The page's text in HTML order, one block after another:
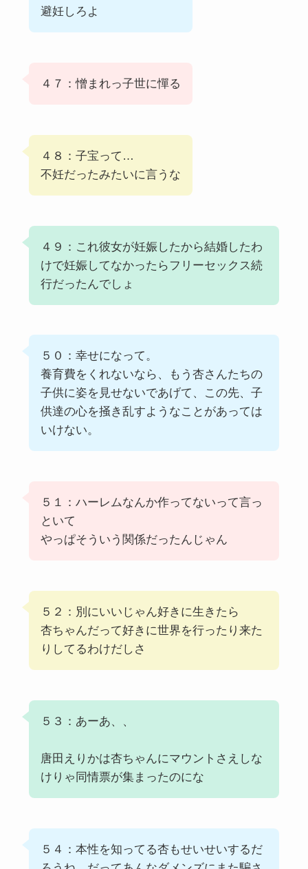
避妊しろよ
４７：憎まれっ子世に憚る
４８：子宝って…
不妊だったみたいに言うな
４９：これ彼女が妊娠したから結婚したわ
けで妊娠してなかったらフリーセックス続
行だったんでしょ
５０：幸せになって。
養育費をくれないなら、もう杏さんたちの
子供に姿を見せないであげて、この先、子
供達の心を掻き乱すようなことがあっては
いけない。
５１：ハーレムなんか作ってないって言っ
といて
やっぱそういう関係だったんじゃん
５２：別にいいじゃん好きに生きたら
杏ちゃんだって好きに世界を行ったり来た
りしてるわけだしさ
５３：あーあ、、
唐田えりかは杏ちゃんにマウントさえしな
けりゃ同情票が集まったのにな
５４：本性を知ってる杏もせいせいするだ